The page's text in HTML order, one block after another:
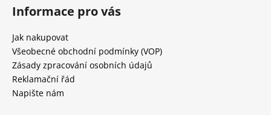
Informace pro vás
Jak nakupovat
Všeobecné obchodní podmínky (VOP)
Zásady zpracování osobních údajů
Reklamační řád
Napište nám